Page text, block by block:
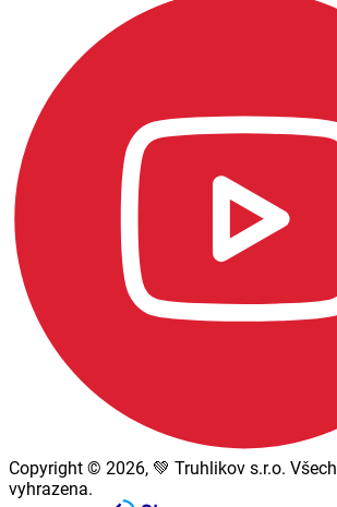
Copyright © 2026, 💚 Truhlikov s.r.o.
vyhrazena.